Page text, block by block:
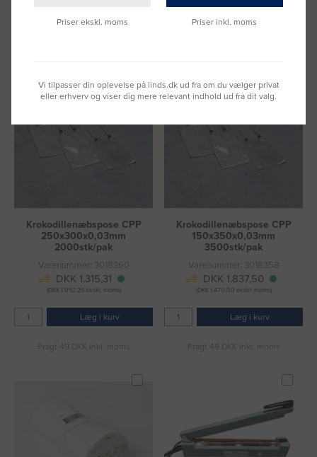
Læg i kurv Læg i kurv
Krokodillenæbspose CPP
250x300x0,03mm
2000stk/pak
Varenummer: 3018360
DKK 1.315,31
(DKK 1.052,25 ekskl. moms)
Læg i kurv
Fragt 49 DKK inkl. moms
Krokodillenæbspose CPP
150x350x0,03mm
3500stk/pak
Varenummer: 3018358
DKK 1.837,50
(DKK 1.470,00 ekskl. moms)
Læg i kurv
Fragt 49 DKK inkl. moms
Priser ekskl. moms Priser inkl. moms
Vi tilpasser din oplevelse på linds.dk ud fra om du vælger privat
eller erhverv og viser dig mere relevant indhold ud fra dit valg.